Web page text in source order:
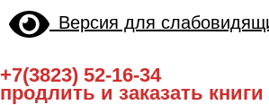
Версия для
+7(3823) 52-16-34
продлить и заказать книги